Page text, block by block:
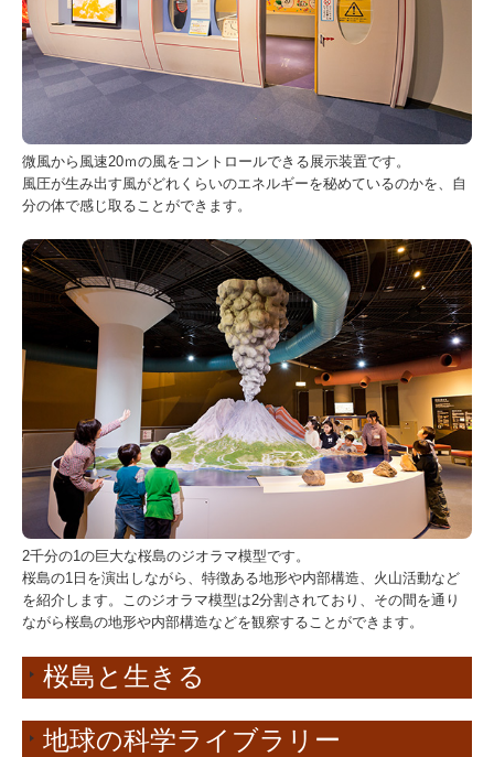
微風から風速20ｍの風をコントロールできる展示装置です。
風圧が生み出す風がどれくらいのエネルギーを秘めているのかを、自
分の体で感じ取ることができます。
2千分の1の巨大な桜島のジオラマ模型です。
桜島の1日を演出しながら、特徴ある地形や内部構造、火山活動など
を紹介します。このジオラマ模型は2分割されており、その間を通り
ながら桜島の地形や内部構造などを観察することができます。
桜島と生きる
地球の科学ライブラリー